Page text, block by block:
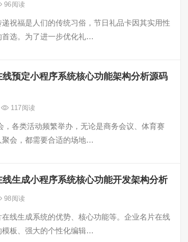
96阅读
祝福是人们的传统习俗，节日礼品卡因其实用性
选。为了进一步优化礼…
预定小程序系统核心功能架构分析源码
117阅读
，各类活动频繁举办，无论是商务会议、体育赛
会，都需要合适的场地…
生成小程序系统核心功能开发架构分析
98阅读
线生成系统的优势、核心功能等。企业名片在线
板、强大的个性化编辑…